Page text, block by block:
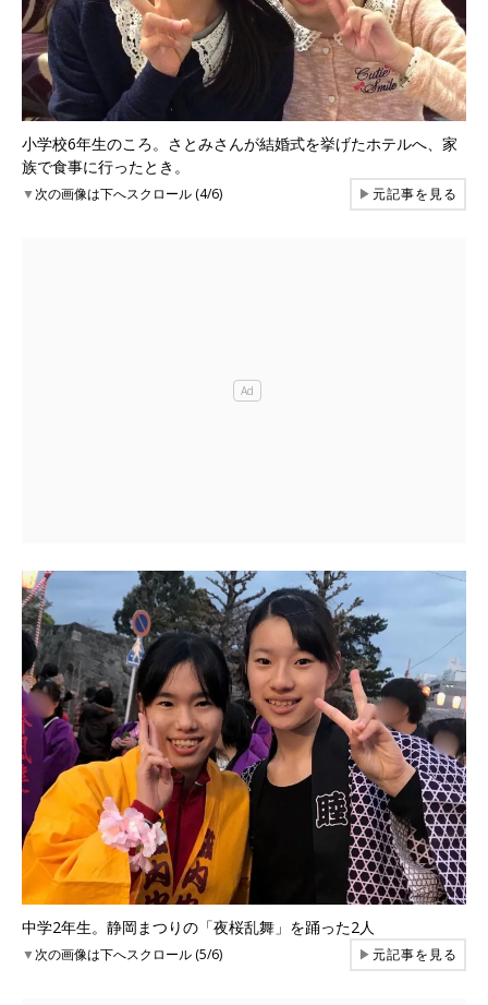
小学校6年生のころ。さとみさんが結婚式を挙げたホテルへ、家
族で食事に行ったとき。
▼次の画像は下へスクロール (4/6) ▶元記事を見る
中学2年生。静岡まつりの「夜桜乱舞」を踊った2人
▼次の画像は下へスクロール (5/6) ▶元記事を見る